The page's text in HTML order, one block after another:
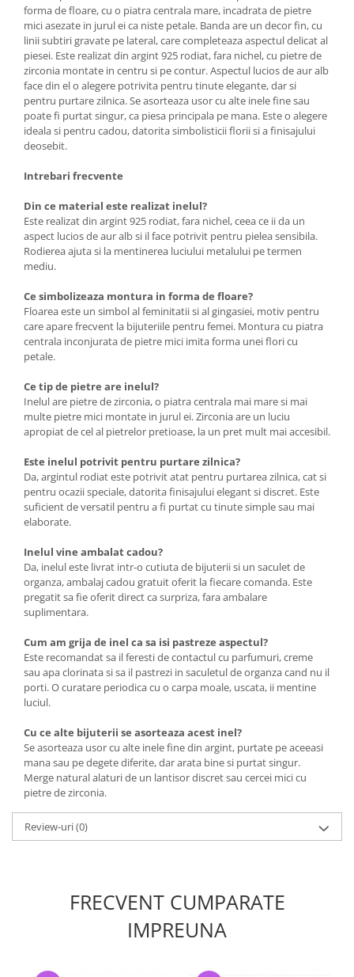
forma de floare, cu o piatra centrala mare, incadrata de pietre
mici asezate in jurul ei ca niste petale. Banda are un decor fin, cu
linii subtiri gravate pe lateral, care completeaza aspectul delicat al
piesei. Este realizat din argint 925 rodiat, fara nichel, cu pietre de
zirconia montate in centru si pe contur. Aspectul lucios de aur alb
face din el o alegere potrivita pentru tinute elegante, dar si
pentru purtare zilnica. Se asorteaza usor cu alte inele fine sau
poate fi purtat singur, ca piesa principala pe mana. Este o alegere
ideala si pentru cadou, datorita simbolisticii florii si a finisajului
deosebit.
Intrebari frecvente
Din ce material este realizat inelul?
Este realizat din argint 925 rodiat, fara nichel, ceea ce ii da un
aspect lucios de aur alb si il face potrivit pentru pielea sensibila.
Rodierea ajuta si la mentinerea luciului metalului pe termen
mediu.
Ce simbolizeaza montura in forma de floare?
Floarea este un simbol al feminitatii si al gingasiei, motiv pentru
care apare frecvent la bijuteriile pentru femei. Montura cu piatra
centrala inconjurata de pietre mici imita forma unei flori cu
petale.
Ce tip de pietre are inelul?
Inelul are pietre de zirconia, o piatra centrala mai mare si mai
multe pietre mici montate in jurul ei. Zirconia are un luciu
apropiat de cel al pietrelor pretioase, la un pret mult mai accesibil.
Este inelul potrivit pentru purtare zilnica?
Da, argintul rodiat este potrivit atat pentru purtarea zilnica, cat si
pentru ocazii speciale, datorita finisajului elegant si discret. Este
suficient de versatil pentru a fi purtat cu tinute simple sau mai
elaborate.
Inelul vine ambalat cadou?
Da, inelul este livrat intr-o cutiuta de bijuterii si un saculet de
organza, ambalaj cadou gratuit oferit la fiecare comanda. Este
pregatit sa fie oferit direct ca surpriza, fara ambalare
suplimentara.
Cum am grija de inel ca sa isi pastreze aspectul?
Este recomandat sa il feresti de contactul cu parfumuri, creme
sau apa clorinata si sa il pastrezi in saculetul de organza cand nu il
porti. O curatare periodica cu o carpa moale, uscata, ii mentine
luciul.
Cu ce alte bijuterii se asorteaza acest inel?
Se asorteaza usor cu alte inele fine din argint, purtate pe aceeasi
mana sau pe degete diferite, dar arata bine si purtat singur.
Merge natural alaturi de un lantisor discret sau cercei mici cu
pietre de zirconia.
Review-uri(0)
FRECVENT CUMPARATE
IMPREUNA